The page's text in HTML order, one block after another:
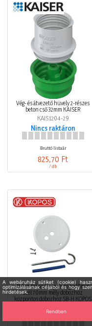
Vég- és átvezető hüvely 2-részes
beton cső 32mm KAISER
KAIS1204-29
Nincs raktáron
Bruttó listaár
825,70 Ft
/ db
Betondoboz lámpahorog 100mm
acél 70mm mély dobozhoz
központos dobozhoz SB-H KOPOS